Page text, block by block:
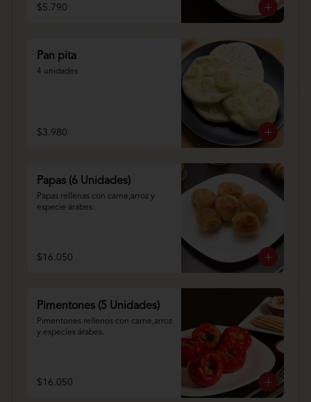
$5.790
Pan pita
4 unidades
$3.980
Papas (6 Unidades)
Papas rellenas con carne,arroz y
especie árabes.
$16.050
Pimentones (5 Unidades)
Pimentones rellenos con carne,arroz
y especies árabes.
$16.050